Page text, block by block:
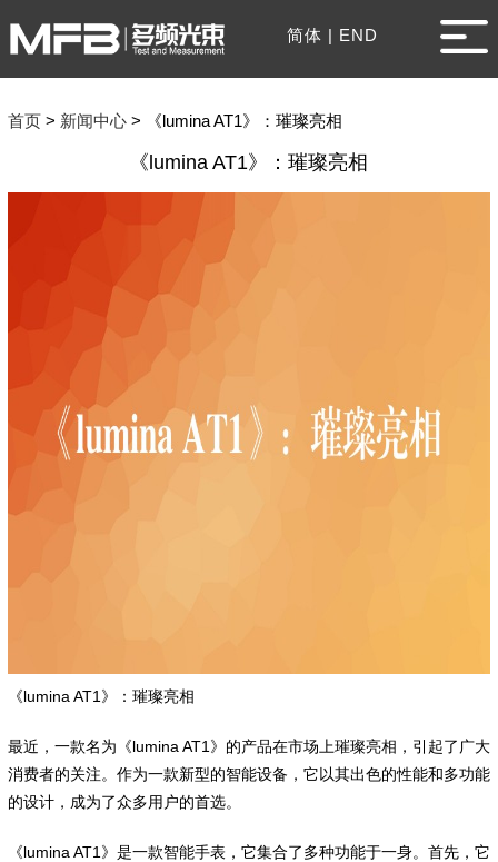
简体 | END
首页> 新闻中心> 《lumina AT1》：璀璨亮相
《lumina AT1》：璀璨亮相
《lumina AT1》：璀璨亮相
最近，一款名为《lumina AT1》的产品在市场上璀璨亮相，引起了广大
消费者的关注。作为一款新型的智能设备，它以其出色的性能和多功能
的设计，成为了众多用户的首选。
《lumina AT1》是一款智能手表，它集合了多种功能于一身。首先，它